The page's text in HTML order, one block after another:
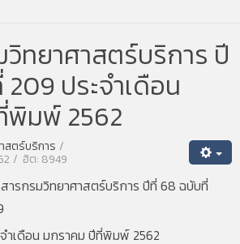
วิทยาศาสตร์บริการ ปี
ประจำเดือน
พิมพ์ 2562
สตร์บริการ
ฮิต: 8949
ารกรมวิทยาศาสตร์บริการ ปีที่ 68 ฉบับที่
ำเดือน มกราคม ปีที่พิมพ์ 2562